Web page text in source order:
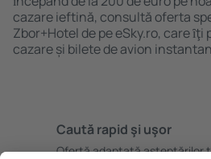
cazare ieftină, consultă oferta
Zbor+Hotel de pe eSky.ro, care ȋţi
cazare și bilete de avion
Caută rapid şi uşor
Ofertă adaptată aşteptărilor